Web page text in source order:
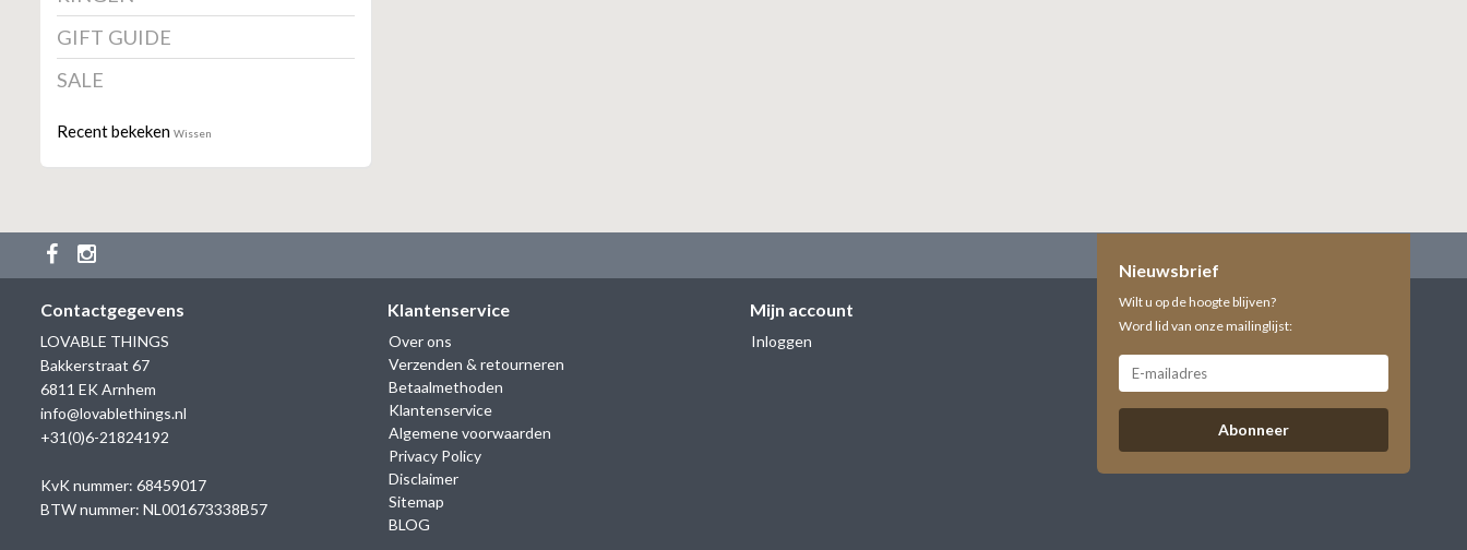
GIFT GUIDE
SALE
Recent bekeken Wissen
Contactgegevens
LOVABLE THINGS
Bakkerstraat 67
6811 EK Arnhem
info@lovablethings.nl
+31(0)6-21824192
KvK nummer: 68459017
BTW nummer: NL001673338B57
Klantenservice
Over ons
Verzenden & retourneren
Betaalmethoden
Klantenservice
Algemene voorwaarden
Privacy Policy
Disclaimer
Sitemap
BLOG
Mijn account
Inloggen
Nieuwsbrief
Wilt u op de hoogte blijven?
Word lid van onze mailinglijst:
Abonneer